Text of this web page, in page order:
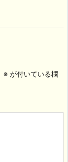
※ が付いている欄